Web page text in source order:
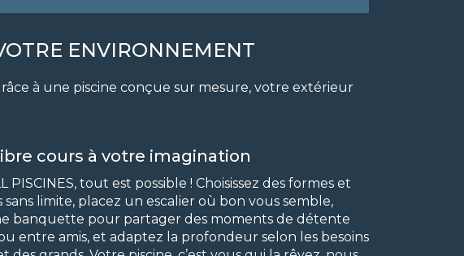
ENVIRONNEMENT
à une piscine conçue sur mesure, votre extérieur
cours à votre imagination
PISCINES, tout est possible ! Choisissez des formes et
sans limite, placez un escalier où bon vous semble,
banquette pour partager des moments de détente
entre amis, et adaptez la profondeur selon les besoins